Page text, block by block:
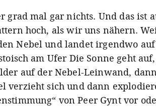
grad mal gar nichts. Und das ist
hoch, als wir uns nähern.
Nebel und landet irgendwo
am Ufer Die Sonne geht
auf der Nebel-Leinwand,
verzieht sich und dann
von Peer Gynt vor